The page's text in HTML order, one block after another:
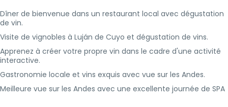
Dîner de bienvenue dans un restaurant local avec dégustation
de vin.
Visite de vignobles à Luján de Cuyo et dégustation de vins.
Apprenez à créer votre propre vin dans le cadre d'une activité
interactive.
Gastronomie locale et vins exquis avec vue sur les Andes.
Meilleure vue sur les Andes avec une excellente journée de SPA